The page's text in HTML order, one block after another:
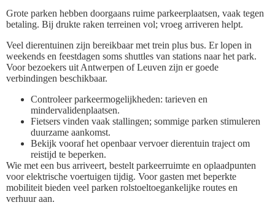
Grote parken hebben doorgaans ruime parkeerplaatsen, vaak tegen
betaling. Bij drukte raken terreinen vol; vroeg arriveren helpt.
Veel dierentuinen zijn bereikbaar met trein plus bus. Er lopen in
weekends en feestdagen soms shuttles van stations naar het park.
Voor bezoekers uit Antwerpen of Leuven zijn er goede
verbindingen beschikbaar.
Controleer parkeermogelijkheden: tarieven en
mindervalidenplaatsen.
Fietsers vinden vaak stallingen; sommige parken stimuleren
duurzame aankomst.
Bekijk vooraf het openbaar vervoer dierentuin traject om
reistijd te beperken.
Wie met een bus arriveert, bestelt parkeerruimte en oplaadpunten
voor elektrische voertuigen tijdig. Voor gasten met beperkte
mobiliteit bieden veel parken rolstoeltoegankelijke routes en
verhuur aan.